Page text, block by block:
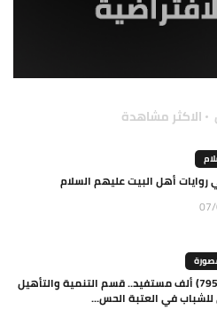
الاكثر مشاهدة
روايات أهل البيت عليهم السلام
بأكثر من (795) ألف مستفيد.. قسم التنمية والتأهيل
للشباب في العتبة الحس...